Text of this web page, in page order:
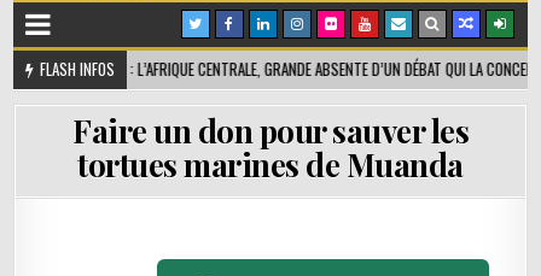
FLASH INFOS
2025 : L’AFRIQUE CENTRALE, GRANDE ABSENTE D’UN DÉBAT QUI LA CONCERNE
Faire un don pour sauver les
tortues marines de Muanda